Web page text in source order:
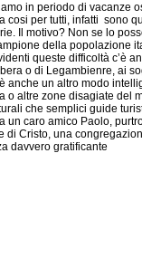
in periodo di vacanze
cosi per tutti, infatti sono
Il motivo? Non se lo
della popolazione
queste difficoltà c’è
o di Legambienre, ai
anche un altro modo
o altre zone disagiate del
che semplici guide
un caro amico Paolo,
di Cristo, una
davvero gratificante